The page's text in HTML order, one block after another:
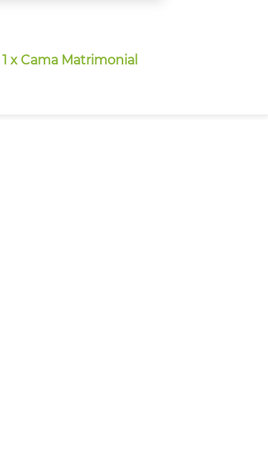
1 x Cama Matrimonial